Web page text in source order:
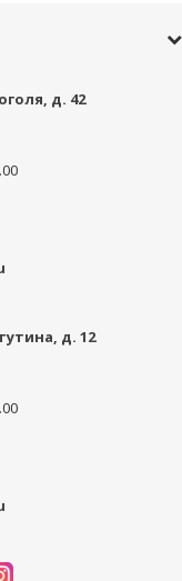
д. 42
д. 12